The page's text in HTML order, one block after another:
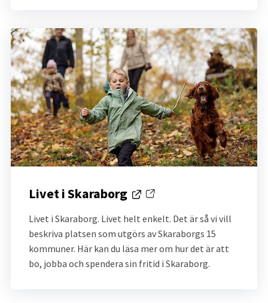
Livet i Skaraborg
Länk till annan webbplats.
Livet i Skaraborg. Livet helt enkelt. Det är så vi vill
beskriva platsen som utgörs av Skaraborgs 15
kommuner. Här kan du läsa mer om hur det är att
bo, jobba och spendera sin fritid i Skaraborg.